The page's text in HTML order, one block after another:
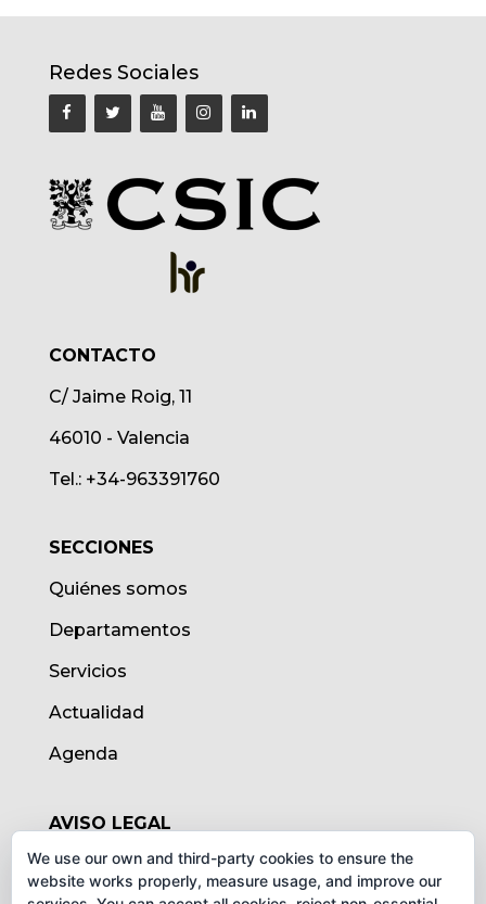
Redes Sociales
CONTACTO
C/ Jaime Roig, 11
46010 - Valencia
Tel.: +34-963391760
SECCIONES
Quiénes somos
Departamentos
Servicios
Actualidad
Agenda
AVISO LEGAL
Aviso legal
We use our own and third-party cookies to ensure the
website works properly, measure usage, and improve our